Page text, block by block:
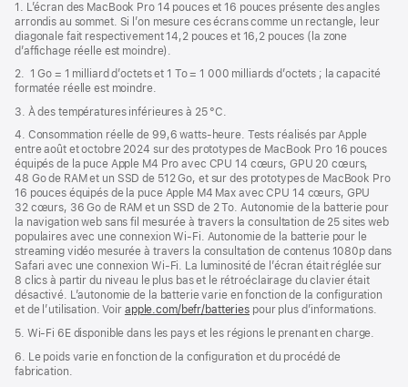
de
page
dans
une
nouvelle
1. L’écran des MacBook Pro 14 pouces et 16 pouces présente des angles
arrondis au sommet. Si l’on mesure ces écrans comme un rectangle, leur
diagonale fait respectivement 14,2 pouces et 16,2 pouces (la zone
d’affichage réelle est moindre).
2. 1 Go = 1 milliard d’octets et 1 To = 1 000 milliards d’octets ; la capacité
formatée réelle est moindre.
3. À des températures inférieures à 25 °C.
4. Consommation réelle de 99,6 watts‑heure. Tests réalisés par Apple
entre août et octobre 2024 sur des prototypes de MacBook Pro 16 pouces
équipés de la puce Apple M4 Pro avec CPU 14 cœurs, GPU 20 cœurs,
48 Go de RAM et un SSD de 512 Go, et sur des prototypes de MacBook Pro
16 pouces équipés de la puce Apple M4 Max avec CPU 14 cœurs, GPU
32 cœurs, 36 Go de RAM et un SSD de 2 To. Autonomie de la batterie pour
la navigation web sans fil mesurée à travers la consultation de 25 sites web
populaires avec une connexion Wi-Fi. Autonomie de la batterie pour le
streaming vidéo mesurée à travers la consultation de contenus 1080p dans
Safari avec une connexion Wi-Fi. La luminosité de l’écran était réglée sur
8 clics à partir du niveau le plus bas et le rétroéclairage du clavier était
désactivé. L’autonomie de la batterie varie en fonction de la configuration
et de l’utilisation. Voir apple.com/befr/batteries pour plus d’informations.
5. Wi-Fi 6E disponible dans les pays et les régions le prenant en charge.
6. Le poids varie en fonction de la configuration et du procédé de
fabrication.